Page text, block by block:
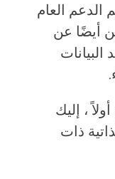
الدعم العام
أيضًا عن
، إليك
ذات